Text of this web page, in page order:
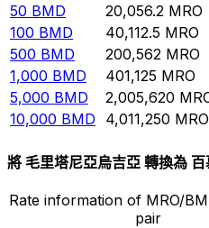
50 BMD 20,056.2 MRO
100 BMD 40,112.5 MRO
500 BMD 200,562 MRO
1,000 BMD 401,125 MRO
5,000 BMD 2,005,620
10,000 BMD 4,011,250 MRO
將 毛里塔尼亞烏吉亞 轉換為
Rate information of MRO/
pair